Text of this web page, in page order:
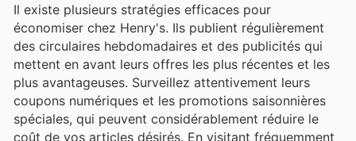
Il existe plusieurs stratégies efficaces pour
économiser chez Henry's. Ils publient régulièrement
des circulaires hebdomadaires et des publicités qui
mettent en avant leurs offres les plus récentes et les
plus avantageuses. Surveillez attentivement leurs
coupons numériques et les promotions saisonnières
spéciales, qui peuvent considérablement réduire le
coût de vos articles désirés. En visitant fréquemment